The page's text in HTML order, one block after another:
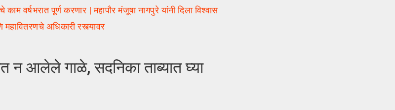
वर्षभरात पूर्ण करणार | महापौर मंजूषा नागपुरे यांनी दिला विश्वास
अधिकारी रस्त्यावर
आलेले गाळे, सदनिका ताब्यात घ्या